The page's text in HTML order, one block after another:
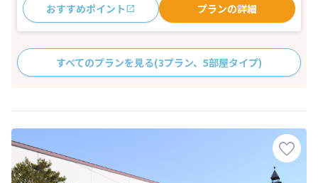
おすすめポイント プランの詳細
すべてのプランを見る(3プラン、5部屋タイプ)